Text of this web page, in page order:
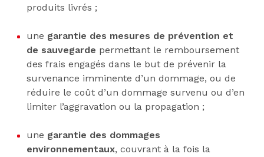
produits livrés ;
une garantie des mesures de prévention et
de sauvegarde permettant le remboursement
des frais engagés dans le but de prévenir la
survenance imminente d’un dommage, ou de
réduire le coût d’un dommage survenu ou d’en
limiter l’aggravation ou la propagation ;
une garantie des dommages
environnementaux, couvrant à la fois la